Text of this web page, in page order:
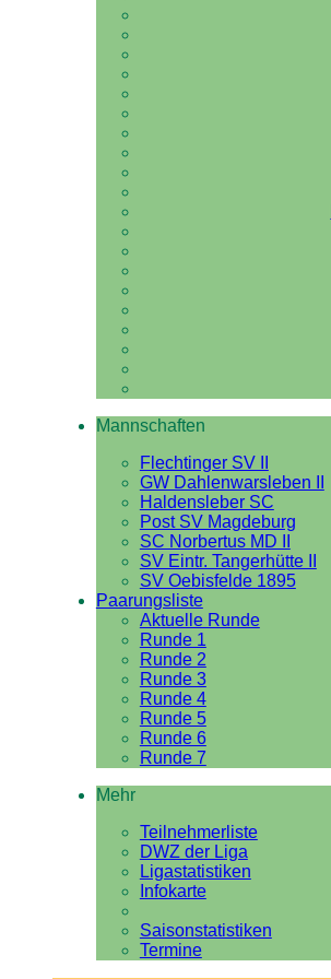
Mannschaften
Flechtinger SV II
GW Dahlenwarsleben II
Haldensleber SC
Post SV Magdeburg
SC Norbertus MD II
SV Eintr. Tangerhütte II
SV Oebisfelde 1895
Paarungsliste
Aktuelle Runde
Runde 1
Runde 2
Runde 3
Runde 4
Runde 5
Runde 6
Runde 7
Mehr
Teilnehmerliste
DWZ der Liga
Ligastatistiken
Infokarte
Saisonstatistiken
Termine